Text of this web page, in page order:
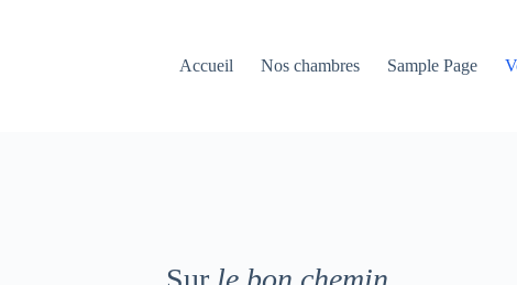
Accueil Nos chambres Sample Page